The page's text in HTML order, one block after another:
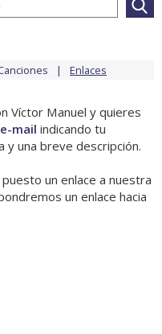
Enlaces
Víctor Manuel y quieres
mail indicando tu
y una breve descripción.
un enlace a nuestra
un enlace hacia